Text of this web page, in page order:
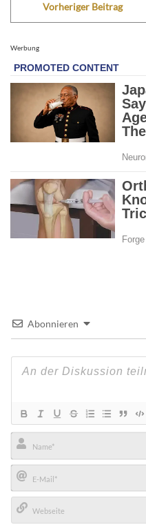
Vorheriger Beitrag
Werbung
Abonnieren
Name*
E-
Mail*